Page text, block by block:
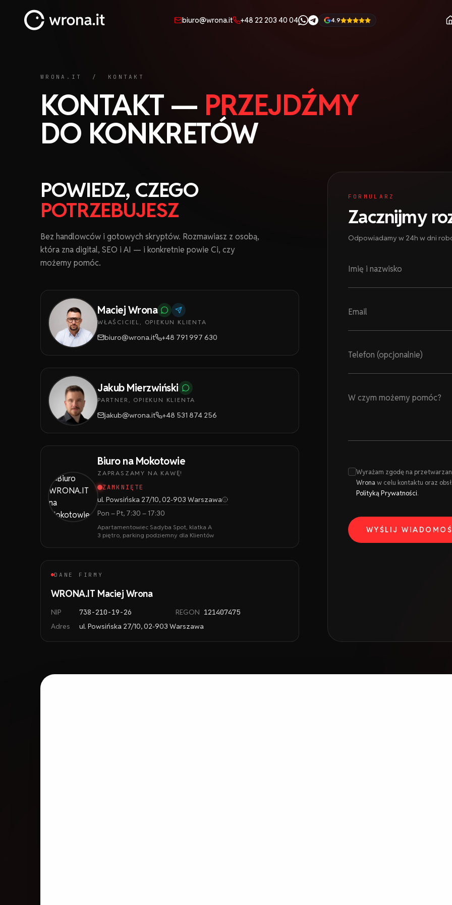
wrona.it biuro@wrona.it +48 22 203 40 04 4.9
WRONA.IT / KONTAKT
KONTAKT — PRZEJDŹMY
DO KONKRETÓW
POWIEDZ, CZEGO
POTRZEBUJESZ
Bez handlowców i gotowych skryptów. Rozmawiasz z osobą,
która zna digital, SEO i AI — i konkretnie powie Ci, czy
możemy pomóc.
Maciej Wrona
WŁAŚCICIEL, OPIEKUN KLIENTA
biuro@wrona.it +48 791 997 630
Jakub Mierzwiński
PARTNER, OPIEKUN KLIENTA
jakub@wrona.it +48 531 874 256
Biuro na Mokotowie
ZAPRASZAMY NA KAWĘ!
ZAMKNIĘTE
ul. Powsińska 27/10, 02-903 Warszawa
Pon – Pt, 7:30 – 17:30
Apartamentowiec Sadyba Spot, klatka A
3 piętro, parking podziemny dla Klientów
DANE FIRMY
WRONA.IT Maciej Wrona
NIP 738-210-19-26 REGON 121407475
Adres
ul. Powsińska 27/10, 02-903 Warszawa
FORMULARZ
Zacznijmy
Odpowiadamy w 24h w dni
Imię i nazwisko
Email
Telefon (opcjonalnie)
W czym możemy pomóc?
Wyrażam zgodę na
Wronaw celu kontaktu oraz
Polityką Prywatności.
WYŚLIJ